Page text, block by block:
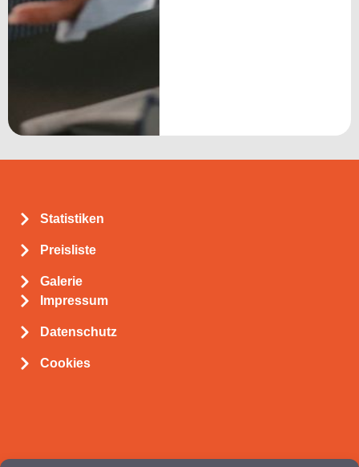
Statistiken
Preisliste
Galerie
Impressum
Datenschutz
Cookies